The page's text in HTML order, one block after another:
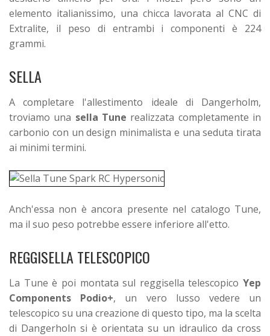
elemento italianissimo, una chicca lavorata al CNC di
Extralite, il peso di entrambi i componenti è 224
grammi.
SELLA
A completare l'allestimento ideale di Dangerholm,
troviamo una sella Tune realizzata completamente in
carbonio con un design minimalista e una seduta tirata
ai minimi termini.
Anch'essa non è ancora presente nel catalogo Tune,
ma il suo peso potrebbe essere inferiore all'etto.
REGGISELLA TELESCOPICO
La Tune è poi montata sul reggisella telescopico Yep
Components Podio+, un vero lusso vedere un
telescopico su una creazione di questo tipo, ma la scelta
di Dangerholn si è orientata su un idraulico da cross